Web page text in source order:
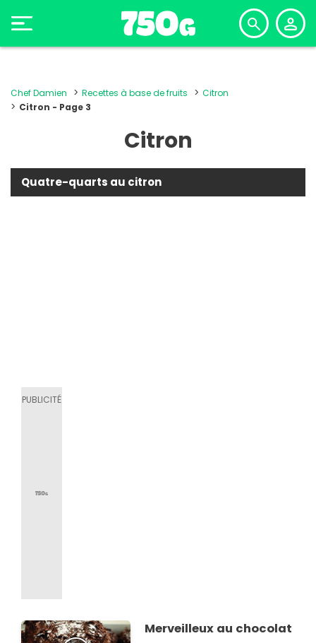
Chef Damien Recettes à base de fruits
Citron
Citron - Page 3
Citron
Quatre-quarts au citron
Merveilleux au chocolat